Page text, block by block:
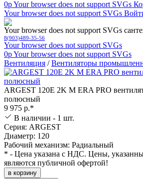
0pYour browser does not support SVGs
Your browser does not support SVGs
Your browser does not support SVGs
8(903)489-35-56
Your browser does not support SVGs
0pYour browser does not support SVGs
Вентиляция /Вентиляторы
ARGEST 120E 2K M ERA PRO
полюсный
9 975 р.*
В наличии - 1 шт.
Серия: ARGEST
Диаметр: 120
Рабочий механизм: Радиальный
* - Цена указана с НДС. Цены,
являются публичной офертой!
в корзину